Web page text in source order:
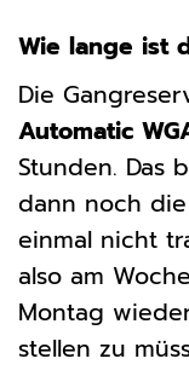
Wie lange ist
Die
Automatic
Stunden. Das
dann noch
einmal nicht
also am
Montag
stellen zu